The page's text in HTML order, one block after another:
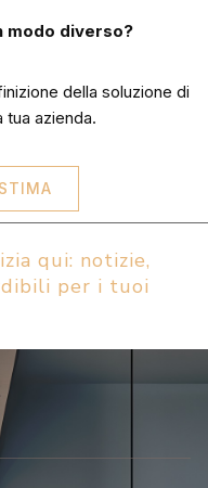
modo diverso?
della soluzione di
tua azienda.
qui: notizie,
per i tuoi